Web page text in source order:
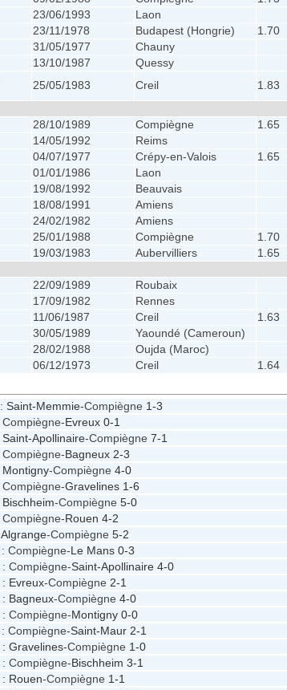
23/06/1993 Laon
23/11/1978 Budapest (Hongrie) 1.70
31/05/1977 Chauny
13/10/1987 Quessy
25/05/1983 Creil 1.83
28/10/1989 Compiègne 1.65
14/05/1992 Reims
04/07/1977 Crépy-en-Valois 1.65
01/01/1986 Laon
19/08/1992 Beauvais
18/08/1991 Amiens
24/02/1982 Amiens
25/01/1988 Compiègne 1.70
19/03/1983 Aubervilliers 1.65
22/09/1989 Roubaix
17/09/1982 Rennes
11/06/1987 Creil 1.63
30/05/1989 Yaoundé (Cameroun)
28/02/1988 Oujda (Maroc)
06/12/1973 Creil 1.64
Saint-Memmie-Compiègne 1-3
Evreux 0-1
Saint-Apollinaire-Compiègne 7-1
Bagneux 2-3
Montigny-Compiègne 4-0
Gravelines 1-6
Bischheim-Compiègne 5-0
Rouen 4-2
Algrange-Compiègne 5-2
Compiègne-Le Mans 0-3
Compiègne-Saint-Apollinaire 4-0
Evreux-Compiègne 2-1
Bagneux-Compiègne 4-0
Compiègne-Montigny 0-0
Compiègne-Saint-Maur 2-1
Gravelines-Compiègne 1-0
Compiègne-Bischheim 3-1
Rouen-Compiègne 1-1